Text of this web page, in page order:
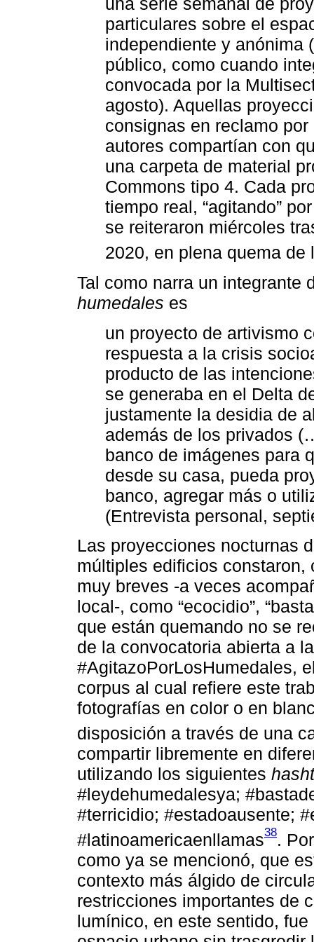
particulares sobre el
independiente y anónima
público, como cuando
convocada por la
agosto). Aquellas
consignas en reclamo
autores compartían con
una carpeta de material
Commons tipo 4. Cada
tiempo real, “agitando”
se reiteraron miércoles
2020, en plena quema
Tal como narra un integrante
humedales es
un proyecto de artivismo
respuesta a la crisis
producto de las
se generaba en el Delta
justamente la desidia de
además de los privados
banco de imágenes para
desde su casa, pueda
banco, agregar más o
(Entrevista personal,
Las proyecciones nocturnas
múltiples edificios constaron,
muy breves -a veces
local-, como “ecocidio”,
que están quemando no se
de la convocatoria abierta a
#AgitazoPorLosHumedales,
corpus al cual refiere este
fotografías en color o en
disposición a través de una
compartir libremente en
utilizando los siguientes
#leydehumedalesya;
#terricidio; #estadoausente;
#latinoamericaenllamas38.
como ya se mencionó, que
contexto más álgido de
restricciones importantes de
lumínico, en este sentido,